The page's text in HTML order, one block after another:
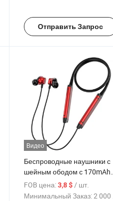
включение/выключение,
Индивидуальный логотип
Отправить Запрос
Видео
Беспроводные наушники с
шейным ободом с 170mAh
батареей, 10h временем
воспроизведения, Ab5616b
FOB цена: 3,8 $ / шт.
Минимальный Заказ:2 000 Куски